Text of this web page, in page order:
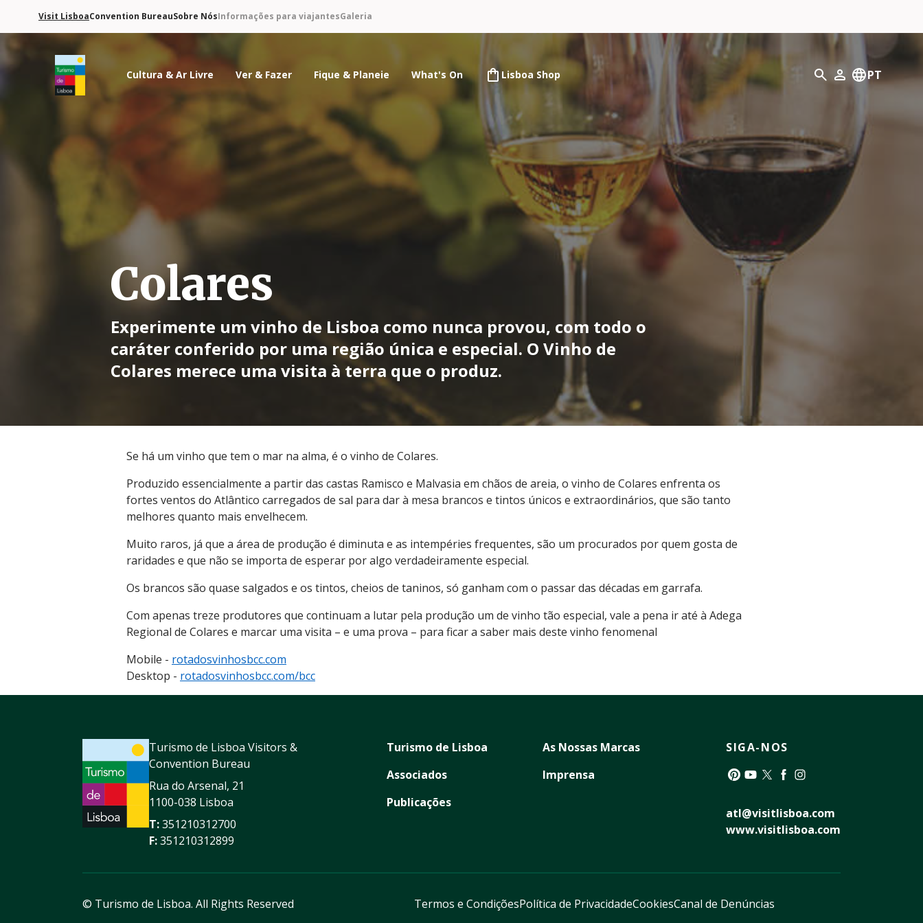
Visit LisboaConvention BureauSobre NósInformações para viajantesGaleria
Logo do Turismo de Lisboa
Cultura & Ar Livre Ver & Fazer Fique & Planeie What's On Lisboa Shop Pesquisar
O meu perfil
PT
Colares
Experimente um vinho de Lisboa como nunca provou, com todo o
caráter conferido por uma região única e especial. O Vinho de
Colares merece uma visita à terra que o produz.
Se há um vinho que tem o mar na alma, é o vinho de Colares.
Produzido essencialmente a partir das castas Ramisco e Malvasia em chãos de areia, o vinho de Colares enfrenta os
fortes ventos do Atlântico carregados de sal para dar à mesa brancos e tintos únicos e extraordinários, que são tanto
melhores quanto mais envelhecem.
Muito raros, já que a área de produção é diminuta e as intempéries frequentes, são um procurados por quem gosta de
raridades e que não se importa de esperar por algo verdadeiramente especial.
Os brancos são quase salgados e os tintos, cheios de taninos, só ganham com o passar das décadas em garrafa.
Com apenas treze produtores que continuam a lutar pela produção um de vinho tão especial, vale a pena ir até à Adega
Regional de Colares e marcar uma visita – e uma prova – para ficar a saber mais deste vinho fenomenal
Mobile - rotadosvinhosbcc.com
Desktop - rotadosvinhosbcc.com/bcc
Turismo de Lisboa Visitors &
Convention Bureau
Rua do Arsenal, 21
1100-038 Lisboa
T:351210312700
F:351210312899
Turismo de Lisboa
Associados
Publicações
As Nossas Marcas
Imprensa
SIGA-NOS
atl@visitlisboa.com
www.visitlisboa.com
© Turismo de Lisboa. All Rights Reserved Termos e CondiçõesPolítica de PrivacidadeCookiesCanal de Denúncias